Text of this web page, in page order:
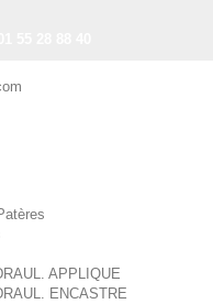
APPLIQUE
ENCASTRE